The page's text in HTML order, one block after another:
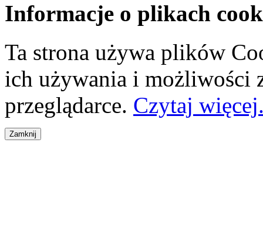
Informacje o plikach
Ta strona używa plików
ich używania i możliwości
przeglądarce. Czytaj